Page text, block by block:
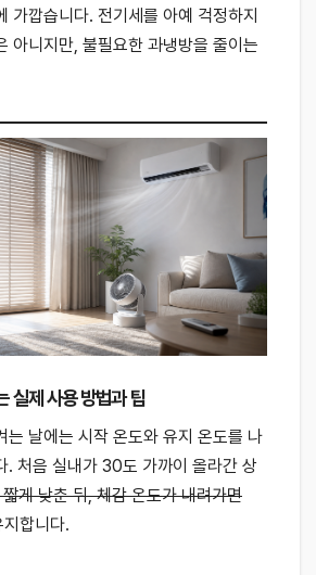
가깝습니다. 전기세를 아예 걱정하지
아니지만, 불필요한 과냉방을 줄이는
실제 사용 방법과 팁
는 날에는 시작 온도와 유지 온도를 나
. 처음 실내가 30도 가까이 올라간 상
게 낮춘 뒤, 체감 온도가 내려가면
합니다.